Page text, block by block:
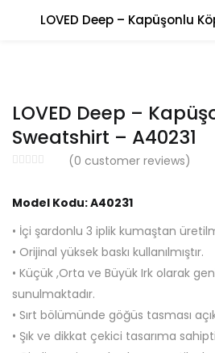
LOGIN
Login
Lost
LOVED Deep –
Sweatshirt – A40231
(0 customer reviews)
Model Kodu: A40231
• İçi şardonlu 3 iplik kumaştan
• Orijinal yüksek baskı kullanılmıştır.
• Küçük ,Orta ve Büyük Irk olarak
sunulmaktadır.
• Sırt bölümünde göğüs tasması
• Şık ve dikkat çekici tasarıma